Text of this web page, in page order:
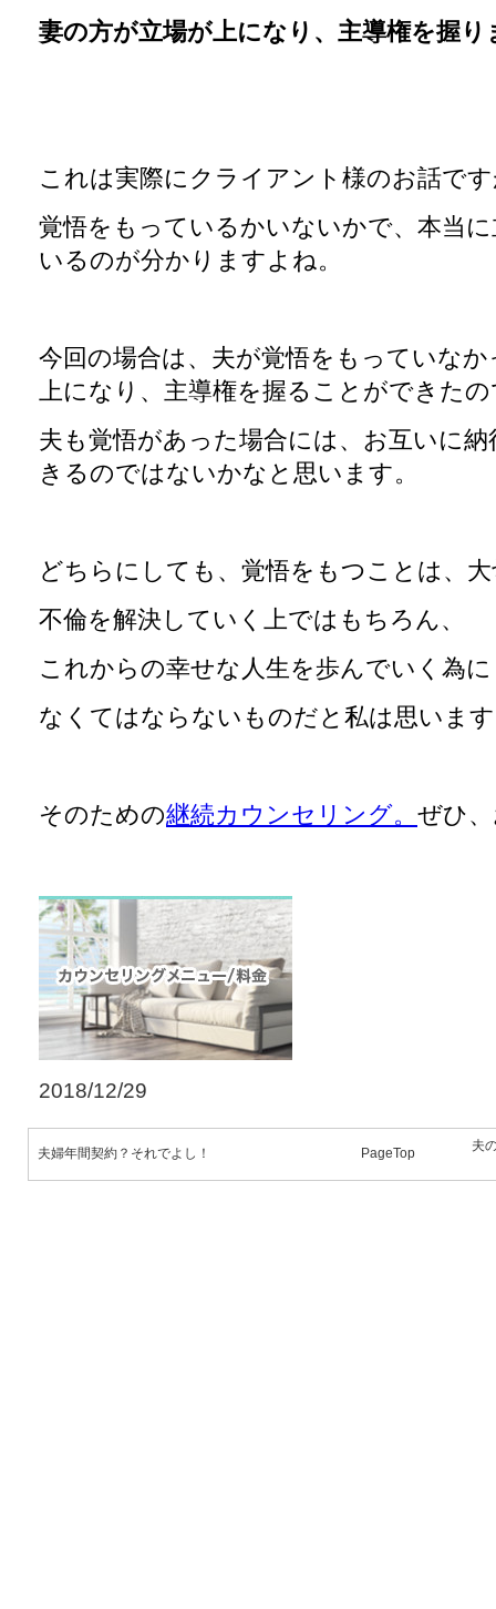
妻の方が立場が上になり、主導権を握り
これは実際にクライアント様のお話で
覚悟をもっているかいないかで、本当
いるのが分かりますよね。
今回の場合は、夫が覚悟をもっていな
上になり、主導権を握ることができた
夫も覚悟があった場合には、お互いに
きるのではないかなと思います。
どちらにしても、覚悟をもつことは、
不倫を解決していく上ではもちろん、
これからの幸せな人生を歩んでいく為
なくてはならないものだと私は思いま
そのための継続カウンセリング。 ぜひ
2018/12/29
夫婦年間契約？それでよし！ PageTop 夫